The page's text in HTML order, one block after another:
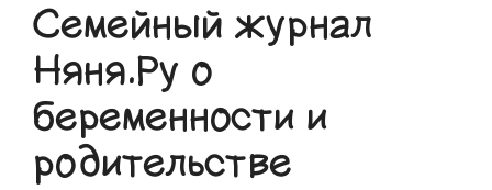
Семейный журнал
Няня.Ру о
беременности и
родительстве